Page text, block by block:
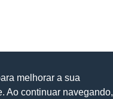
melhorar a sua
Ao continuar navegando,